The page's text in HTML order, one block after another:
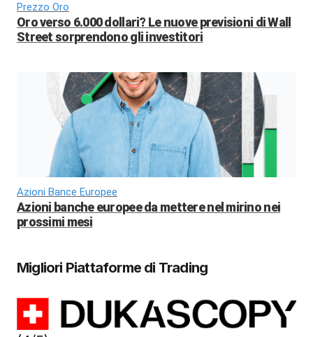
Prezzo Oro
Oro verso 6.000 dollari? Le nuove previsioni di Wall
Street sorprendono gli investitori
Azioni Bance Europee
Azioni banche europee da mettere nel mirino nei
prossimi mesi
Migliori Piattaforme di Trading